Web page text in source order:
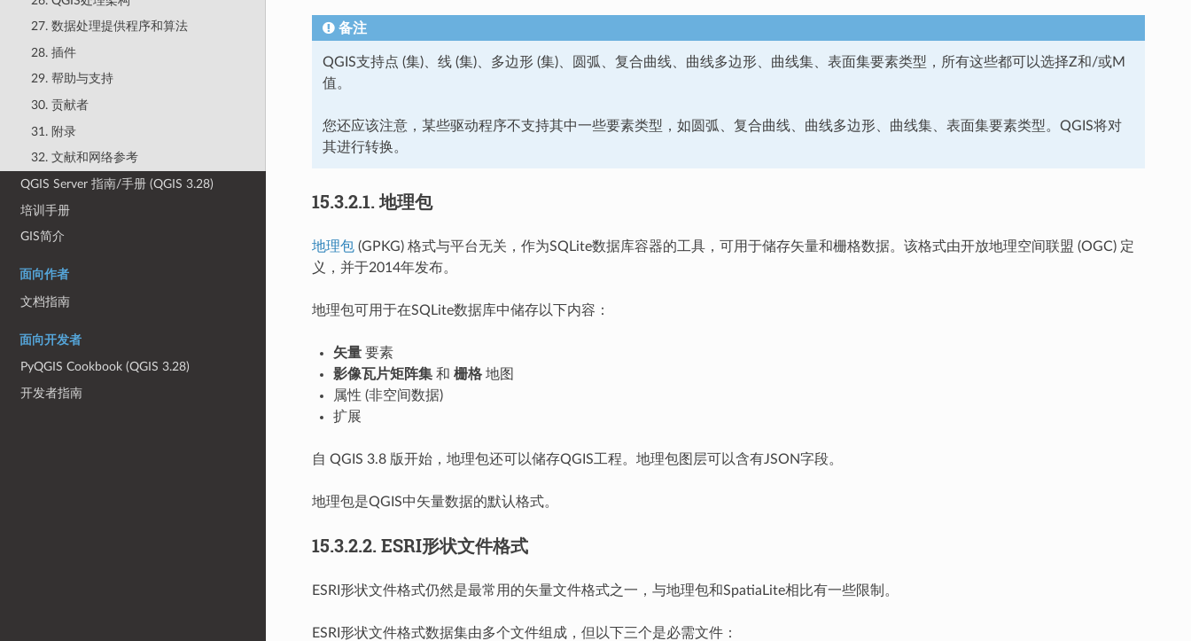
27. 数据处理提供程序和算法
28. 插件
29. 帮助与支持
30. 贡献者
31. 附录
32. 文献和网络参考
QGIS Server 指南/手册 (QGIS 3.28)
培训手册
GIS简介
面向作者
文档指南
面向开发者
PyQGIS Cookbook (QGIS 3.28)
开发者指南
备注
QGIS支持点 (集)、线 (集)、多边形 (集)、圆弧、复合曲线、曲线多边形、曲线集、表面集要素类型，所有这些都可以选择Z和/或M
值。
您还应该注意，某些驱动程序不支持其中一些要素类型，如圆弧、复合曲线、曲线多边形、曲线集、表面集要素类型。QGIS将对
其进行转换。
15.3.2.1.地理包
地理包(GPKG) 格式与平台无关，作为SQLite数据库容器的工具，可用于储存矢量和栅格数据。该格式由开放地理空间联盟 (OGC) 定
义，并于2014年发布。
地理包可用于在SQLite数据库中储存以下内容：
矢量要素
影像瓦片矩阵集和 栅格地图
属性 (非空间数据)
扩展
自 QGIS 3.8 版开始，地理包还可以储存QGIS工程。地理包图层可以含有JSON字段。
地理包是QGIS中矢量数据的默认格式。
15.3.2.2. ESRI形状文件格式
ESRI形状文件格式仍然是最常用的矢量文件格式之一，与地理包和SpatiaLite相比有一些限制。
ESRI形状文件格式数据集由多个文件组成，但以下三个是必需文件：